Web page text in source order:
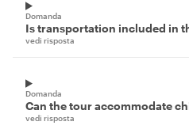
Domanda
Is transportation included in
vedi risposta
Domanda
Can the tour accommodate
vedi risposta